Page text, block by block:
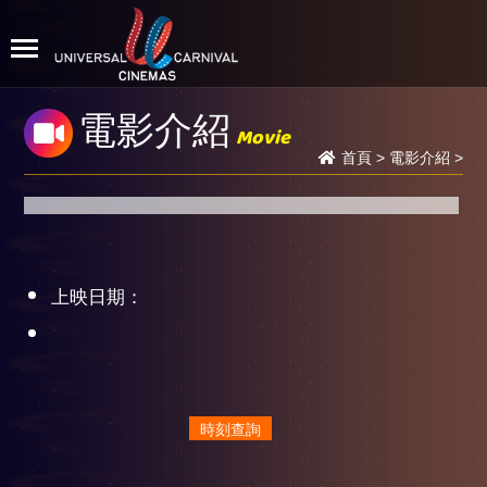
電影介紹 Movie
首頁> 電影介紹 >
上映日期：
時刻查詢